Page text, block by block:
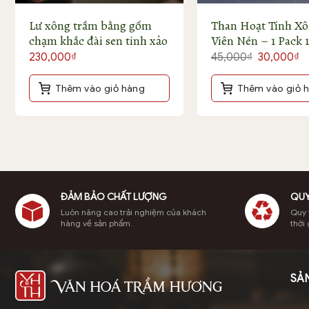
Trầm kiến thượng hạng khai
Lư xông trầm bằng gốm
chạm khắc đài sen tinh xảo
230,000₫
Thêm vào giỏ hàng
Than Hoạt Tính
Viên Nén – 1 Pack
45,000₫ Giá
gốc
là:
45,000₫.
30,000₫
là:
Thêm vào giỏ
ĐẢM BẢO CHẤT LƯỢNG
Luôn nâng cao trải nghiệm của khách
hàng về sản phẩm.
Quy
thời